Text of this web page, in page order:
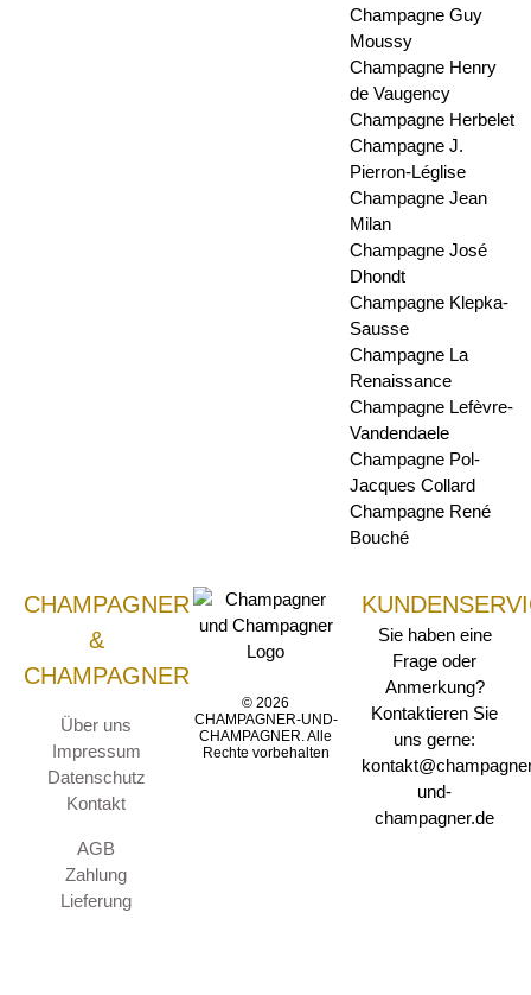
Champagne Guy
Moussy
Champagne Henry
de Vaugency
Champagne Herbelet
Champagne J.
Pierron-Léglise
Champagne Jean
Milan
Champagne José
Dhondt
Champagne Klepka-
Sausse
Champagne La
Renaissance
Champagne Lefèvre-
Vandendaele
Champagne Pol-
Jacques Collard
Champagne René
Bouché
CHAMPAGNER
&
CHAMPAGNER
Über uns
Impressum
Datenschutz
Kontakt
AGB
Zahlung
Lieferung
© 2026
CHAMPAGNER-UND-
CHAMPAGNER. Alle
Rechte vorbehalten
Sie haben eine
Frage oder
Anmerkung?
Kontaktieren Sie
uns gerne:
und-
champagner.de